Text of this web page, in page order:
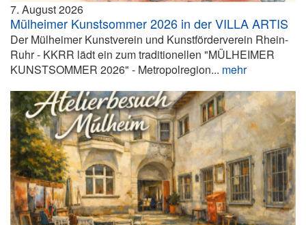
7. August 2026
Mülheimer Kunstsommer 2026 in der VILLA ARTIS
Der Mülheimer Kunstverein und Kunstförderverein Rhein-
Ruhr - KKRR lädt ein zum traditionellen "MÜLHEIMER
KUNSTSOMMER 2026" - Metropolregion... mehr